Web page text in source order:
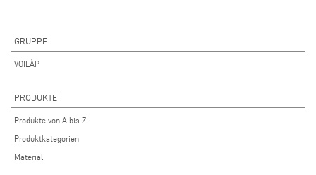
GRUPPE
VOILÀP
PRODUKTE
Produkte von A bis Z
Produktkategorien
Material